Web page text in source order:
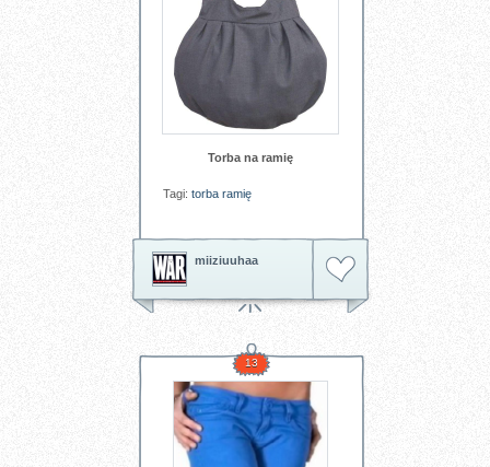
Torba na ramię
Tagi: torba ramię
miiziuuhaa
13